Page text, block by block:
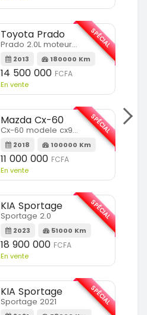
Toyota Prado
Prado 2.0L moteur d4d
2013 180000 Km
14 500 000 FCFA
En vente
SPÉCIAL
Mazda Cx-60
Cx-60 modele cx9 full option
2018 100000 Km
11 000 000 FCFA
En vente
SPÉCIAL
KIA Sportage
Sportage 2.0
2023 51000 Km
18 900 000 FCFA
En vente
SPÉCIAL
KIA Sportage
Sportage 2021 SPÉCIAL